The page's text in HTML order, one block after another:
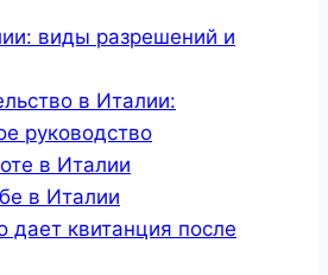
виды разрешений и
в Италии:
руководство
в Италии
в Италии
дает квитанция после